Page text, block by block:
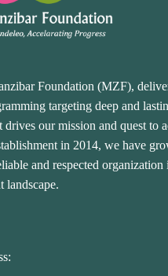
Foundation (MZF),
targeting deep and
our mission and quest to
in 2014, we have
and respected organization
landscape.